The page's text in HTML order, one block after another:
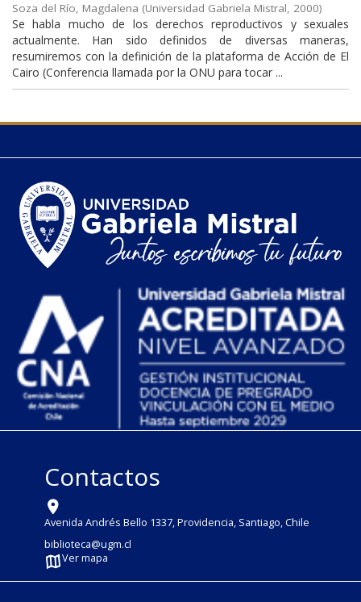
Soza del Río, Magdalena (Universidad Gabriela Mistral, 2000)
Se habla mucho de los derechos reproductivos y sexuales
actualmente. Han sido definidos de diversas maneras,
resumiremos con la definición de la plataforma de Acción de El
Cairo (Conferencia llamada por la ONU para tocar ...
Contactos
Avenida Andrés Bello 1337, Providencia, Santiago, Chile
biblioteca@ugm.cl
Ver mapa